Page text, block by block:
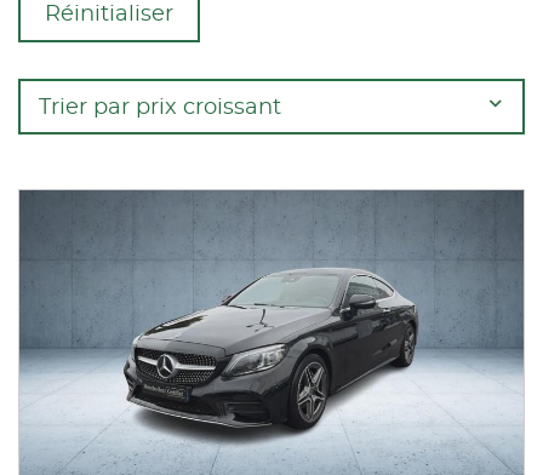
Réinitialiser
Trier par prix croissant